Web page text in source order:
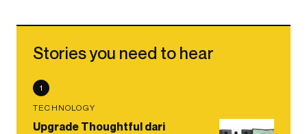
Stories you need to hear
1
TECHNOLOGY
Upgrade Thoughtful dari